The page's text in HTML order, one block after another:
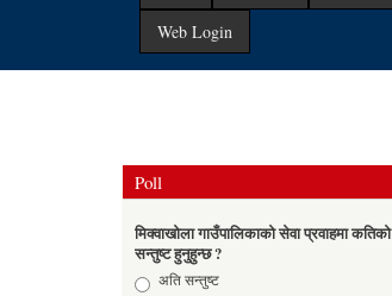
Web Login
Poll
मिक्वाखोला गाउँपालिकाको सेवा प्रवाहमा कतिको
सन्तुष्ट हुनुहुन्छ ?
Choicesअति सन्तुष्ट